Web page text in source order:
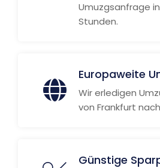
Umuzgsanfrage
Stunden.
Europaweite
Wir erledigen
von Frankfurt
Günstige